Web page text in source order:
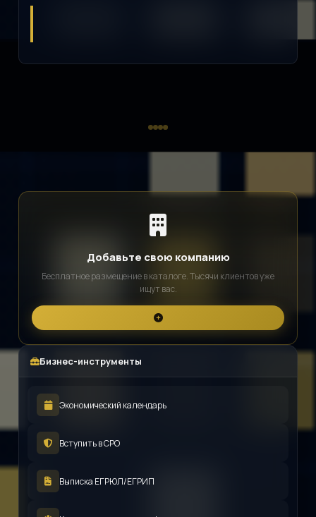
Добавьте свою компанию
Бесплатное размещение в каталоге. Тысячи клиентов уже
ищут вас.
Бизнес-инструменты
Экономический календарь
Вступить в СРО
Выписка ЕГРЮЛ/ЕГРИП